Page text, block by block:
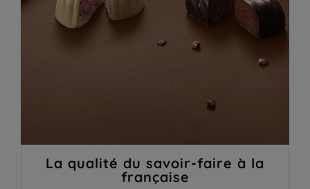
La qualité du savoir-faire à la
française